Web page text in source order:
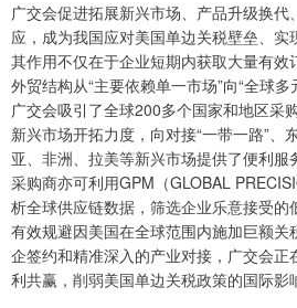
广交会促进拓展新兴市场、产品升级换代
应，成为我国应对美国单边关税壁垒、实
其作用不仅在于企业短期内获取大量有效
外贸结构从“主要依赖单一市场”向“全球
广交会吸引了全球200多个国家和地区采
新兴市场开拓力度，向对接“一带一路”、
亚、非洲、拉美等新兴市场提供了便利服
采购商亦可利用GPM（GLOBAL
析全球供应链数据，筛选企业乐意接受的
有效规避因美国在全球范围内施加巨额
企签约和精准深入的产业对接，广交会正
利共赢，削弱美国单边关税政策的国际影